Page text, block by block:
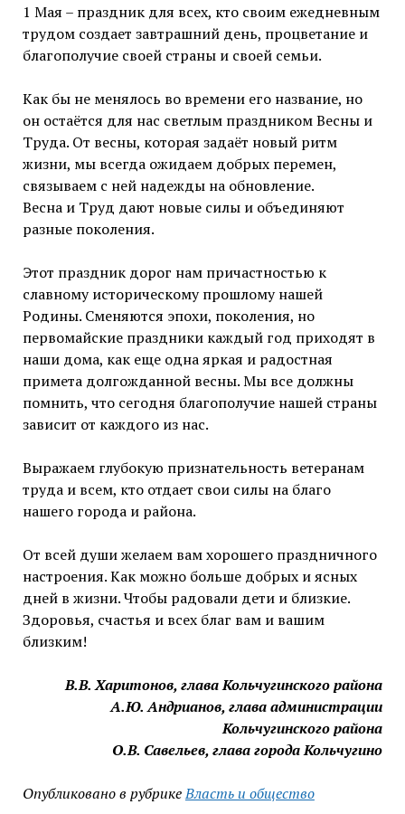
1 Мая – праздник для всех, кто своим ежедневным
трудом создает завтрашний день, процветание и
благополучие своей страны и своей семьи.
Как бы не менялось во времени его название, но
он остаётся для нас светлым праздником Весны и
Труда. От весны, которая задаёт новый ритм
жизни, мы всегда ожидаем добрых перемен,
связываем с ней надежды на обновление.
Весна и Труд дают новые силы и объединяют
разные поколения.
Этот праздник дорог нам причастностью к
славному историческому прошлому нашей
Родины. Сменяются эпохи, поколения, но
первомайские праздники каждый год приходят в
наши дома, как еще одна яркая и радостная
примета долгожданной весны. Мы все должны
помнить, что сегодня благополучие нашей страны
зависит от каждого из нас.
Выражаем глубокую признательность ветеранам
труда и всем, кто отдает свои силы на благо
нашего города и района.
От всей души желаем вам хорошего праздничного
настроения. Как можно больше добрых и ясных
дней в жизни. Чтобы радовали дети и близкие.
Здоровья, счастья и всех благ вам и вашим
близким!
В.В. Харитонов, глава Кольчугинского района
А.Ю. Андрианов, глава администрации
Кольчугинского района
О.В. Савельев, глава города Кольчугино
Опубликовано в рубрикеВласть и общество